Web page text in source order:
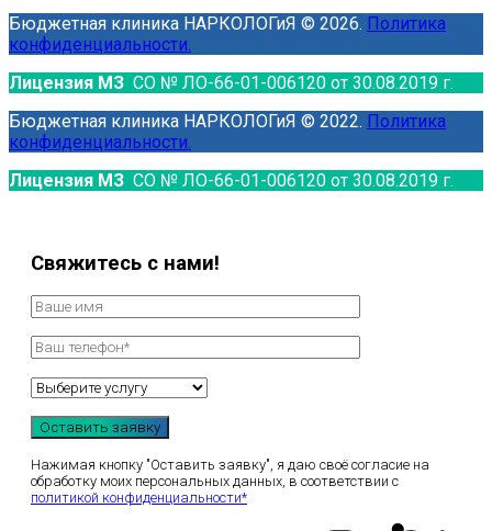
Бюджетная клиника НАРКОЛОГиЯ © 2026. Политика
конфиденциальности.
Лицензия МЗ СО № ЛО-66-01-006120 от 30.08.2019 г.
Бюджетная клиника НАРКОЛОГиЯ © 2022. Политика
конфиденциальности.
Лицензия МЗ СО № ЛО-66-01-006120 от 30.08.2019 г.
Свяжитесь с нами!
Нажимая кнопку "Оставить заявку", я даю своё согласие на
обработку моих персональных данных, в соответствии с
политикой конфиденциальности*